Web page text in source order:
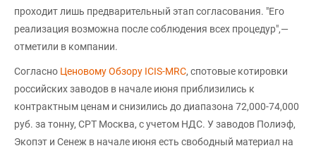
проходит лишь предварительный этап согласования. "Его
реализация возможна после соблюдения всех процедур",—
отметили в компании.
Согласно Ценовому Обзору ICIS-MRC, спотовые котировки
российских заводов в начале июня приблизились к
контрактным ценам и снизились до диапазона 72,000-74,000
руб. за тонну, CPT Москва, с учетом НДС. У заводов Полиэф,
Экопэт и Сенеж в начале июня есть свободный материал на